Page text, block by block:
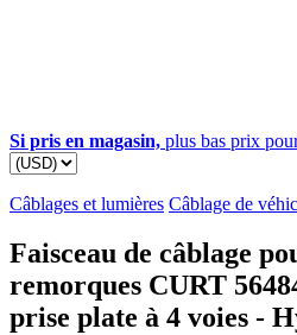
Si pris en magasin, plus bas prix
Câblages et lumières Câblage de
Faisceau de câblage
remorques CURT
prise plate à 4 voies -